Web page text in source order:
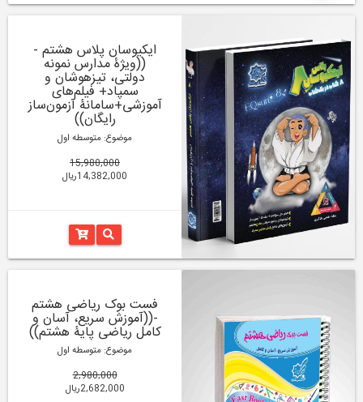
ایکیوسان پلاس هشتم -
((ویژۀ مدارس نمونه
دولتی، تیزهوشان و
سمپاد+ فیلم‌های
آموزشی+سامانۀ آزمون‌ساز
رایگان))
موضوع: متوسطه اول
15,980,000
14,382,000ریال
فست بوک ریاضی هشتم
-((آموزش سریع، آسان و
کامل ریاضی پایۀ هشتم))
موضوع: متوسطه اول
2,980,000
2,682,000ریال